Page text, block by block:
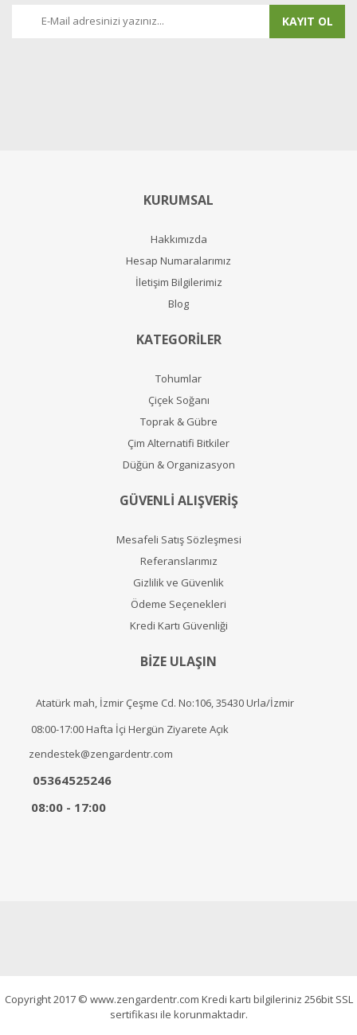
KAYIT OL
KURUMSAL
Hakkımızda
Hesap Numaralarımız
İletişim Bilgilerimiz
Blog
KATEGORİLER
Tohumlar
Çiçek Soğanı
Toprak & Gübre
Çim Alternatifi Bitkiler
Düğün & Organizasyon
GÜVENLİ ALIŞVERİŞ
Mesafeli Satış Sözleşmesi
Referanslarımız
Gizlilik ve Güvenlik
Ödeme Seçenekleri
Kredi Kartı Güvenliği
BİZE ULAŞIN
Atatürk mah, İzmir Çeşme Cd. No:106, 35430 Urla/İzmir
08:00-17:00 Hafta İçi Hergün Ziyarete Açık
zendestek@zengardentr.com
05364525246
08:00 - 17:00
Copyright 2017 © www.zengardentr.com Kredi kartı bilgileriniz 256bit SSL
sertifikası ile korunmaktadır.